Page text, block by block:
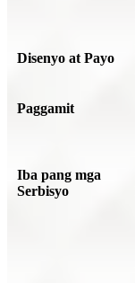
Disenyo at Payo
Paggamit
Iba pang mga
Serbisyo